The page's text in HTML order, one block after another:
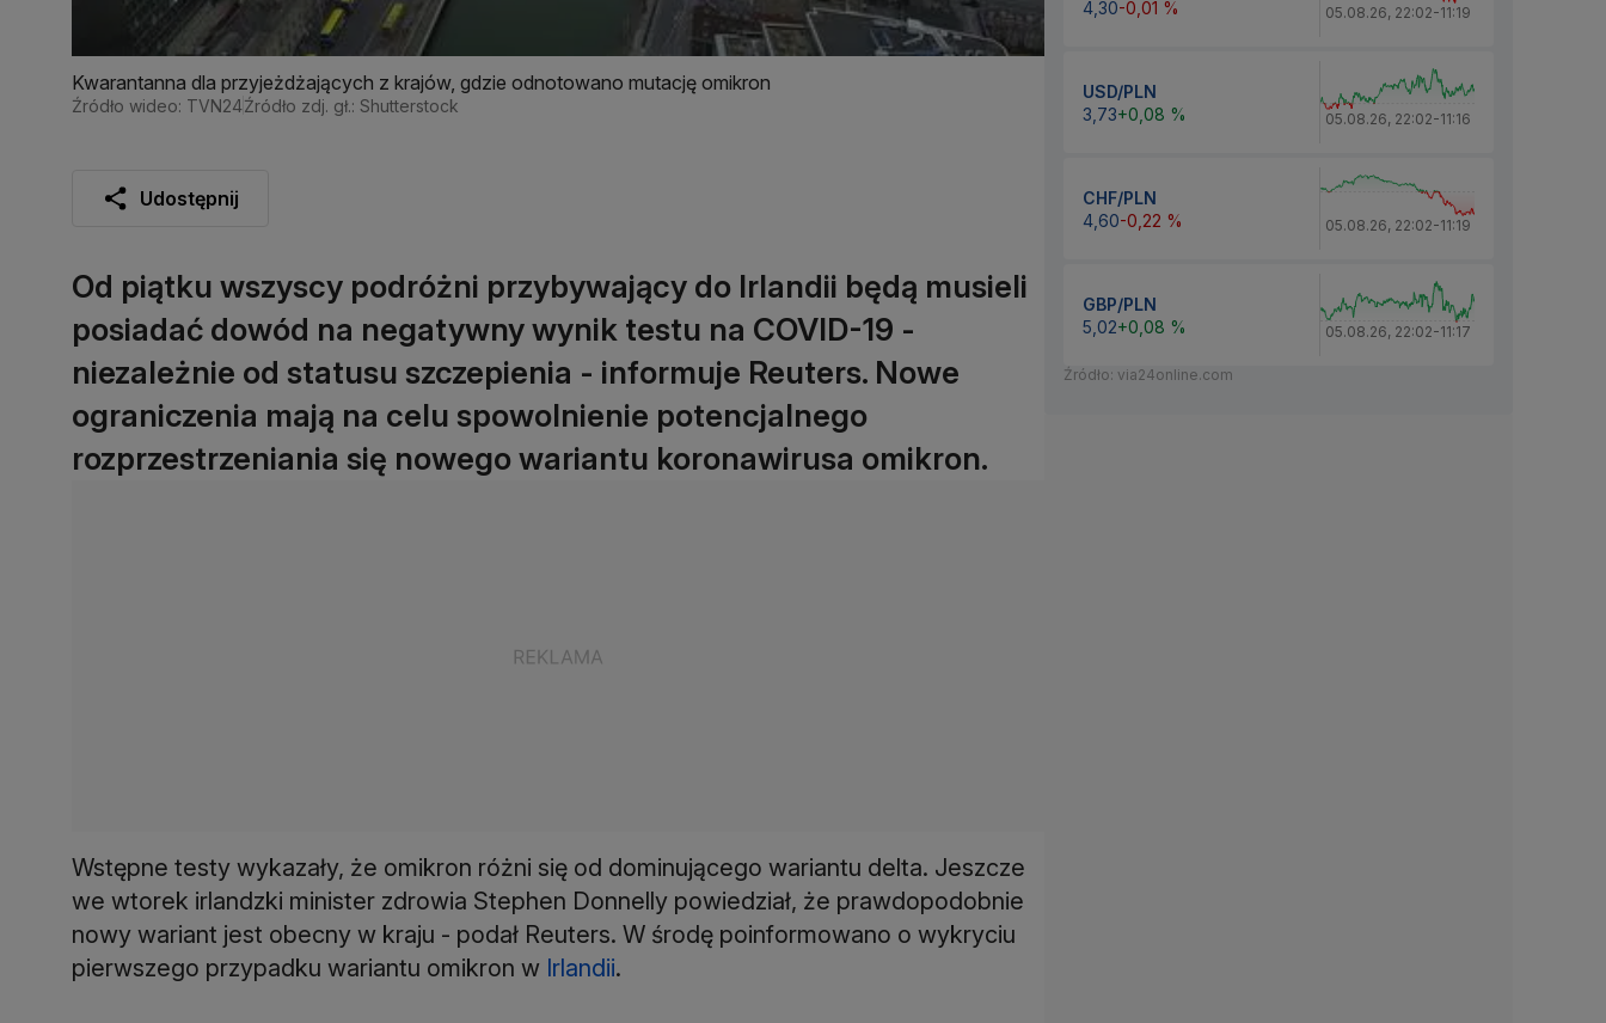
Kwarantanna dla przyjeżdżających z krajów, gdzie odnotowano mutację omikron
Źródło wideo: TVN24Źródło zdj. gł.: Shutterstock
Udostępnij
Od piątku wszyscy podróżni przybywający do Irlandii będą musieli
posiadać dowód na negatywny wynik testu na COVID-19 -
niezależnie od statusu szczepienia - informuje Reuters. Nowe
ograniczenia mają na celu spowolnienie potencjalnego
rozprzestrzeniania się nowego wariantu koronawirusa omikron.
Wstępne testy wykazały, że omikron różni się od dominującego wariantu delta. Jeszcze
we wtorek irlandzki minister zdrowia Stephen Donnelly powiedział, że prawdopodobnie
nowy wariant jest obecny w kraju - podał Reuters. W środę poinformowano o wykryciu
pierwszego przypadku wariantu omikron w Irlandii.
4,30-0,01 % 05.08.26, 22:02-11:19
USD/PLN
3,73+0,08 % 05.08.26, 22:02-11:16
CHF/PLN
4,60-0,22 % 05.08.26, 22:02-11:19
GBP/PLN
5,02+0,08 % 05.08.26, 22:02-11:17
Źródło: via24online.com